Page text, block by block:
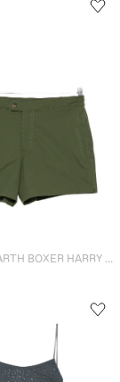
MC2 SAINT BARTH BOXER HARRY UOMO VERDE